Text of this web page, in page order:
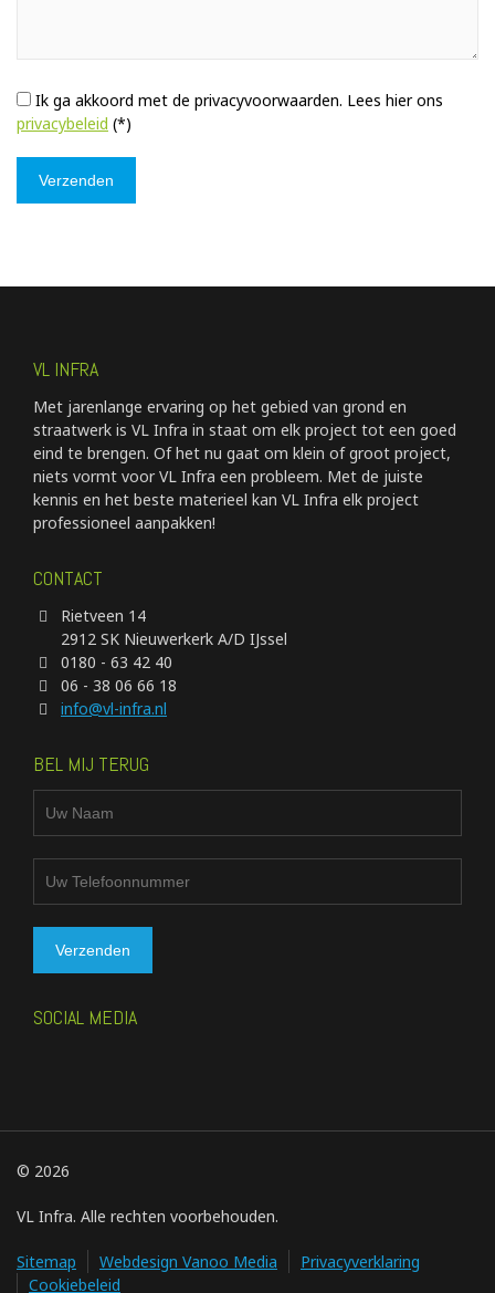
Ik ga akkoord met de privacyvoorwaarden. Lees hier ons
privacybeleid (*)
VL INFRA
Met jarenlange ervaring op het gebied van grond en
straatwerk is VL Infra in staat om elk project tot een goed
eind te brengen. Of het nu gaat om klein of groot project,
niets vormt voor VL Infra een probleem. Met de juiste
kennis en het beste materieel kan VL Infra elk project
professioneel aanpakken!
CONTACT
Rietveen 14
2912 SK Nieuwerkerk A/D IJssel
0180 - 63 42 40
06 - 38 06 66 18
info@vl-infra.nl
BEL MIJ TERUG
SOCIAL MEDIA
© 2026
VL Infra. Alle rechten voorbehouden.
Sitemap Webdesign Vanoo Media
Privacyverklaring
Cookiebeleid